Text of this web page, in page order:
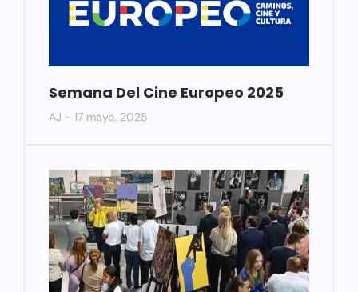
Semana Del Cine Europeo 2025
AJ 17 mayo, 2025